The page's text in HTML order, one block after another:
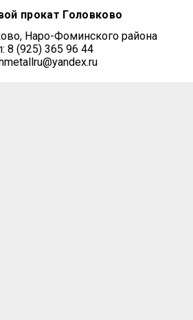
прокат Головково
Наро-Фоминского района
8 (925) 365 96 44